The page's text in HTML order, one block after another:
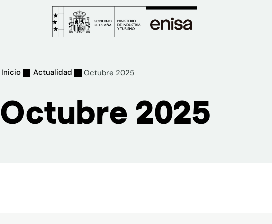
Inicio Actualidad Octubre 2025
Octubre 2025